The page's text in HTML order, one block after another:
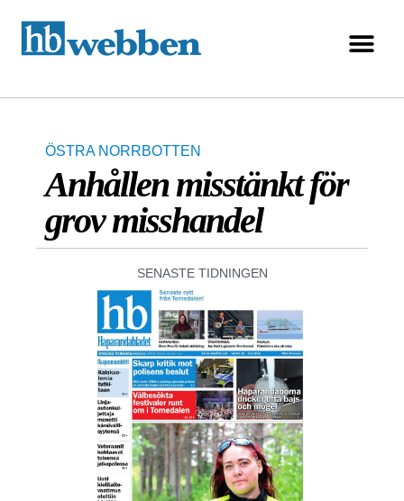
ÖSTRA NORRBOTTEN
Anhållen misstänkt för
grov misshandel
SENASTE TIDNINGEN